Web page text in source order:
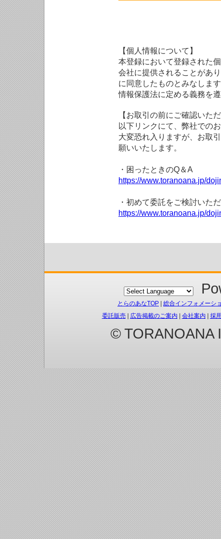
【個人情報について】
本登録において登録された
会社に提供されることがあ
に同意したものとみなしま
情報保護法に定める義務を
【お取引の前にご確認いた
以下リンクにて、弊社での
大変恐れ入りますが、お取
願いいたします。
・困ったときのQ＆A
https://www.toranoana.jp/
・初めて委託をご検討いた
https://www.toranoana.jp/
とらのあなTOP
総合インフォメーシ
委託販売| 広告掲載のご案内 会社案内 採
© TORANOANA